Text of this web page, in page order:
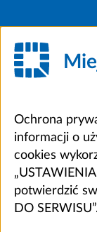
Ochrona
informacji o
cookies
potwierdzić
DO